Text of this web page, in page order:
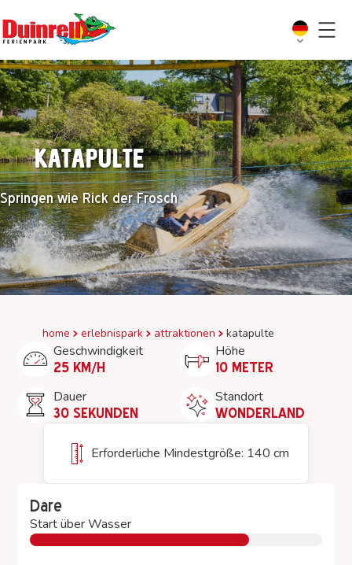
Katapulte
Springen wie Rick der Frosch
home erlebnispark attraktionen katapulte
Geschwindigkeit
25 KM/H
Höhe
10 METER
Dauer
30 SEKUNDEN
Standort
WONDERLAND
Erforderliche Mindestgröße: 140 cm
Dare
Start über Wasser